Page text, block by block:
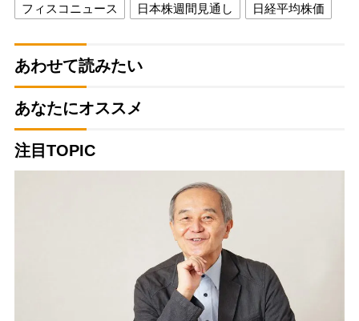
フィスコニュース 日本株週間見通し 日経平均株価
あわせて読みたい
あなたにオススメ
注目TOPIC